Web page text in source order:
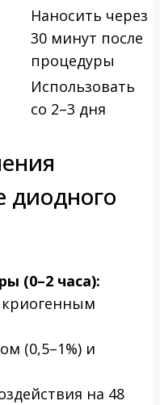
Наносить через
30 минут после
процедуры
Использовать
со 2–3 дня
диодного
(0–2 часа):
(0,5–1%) и
на 48